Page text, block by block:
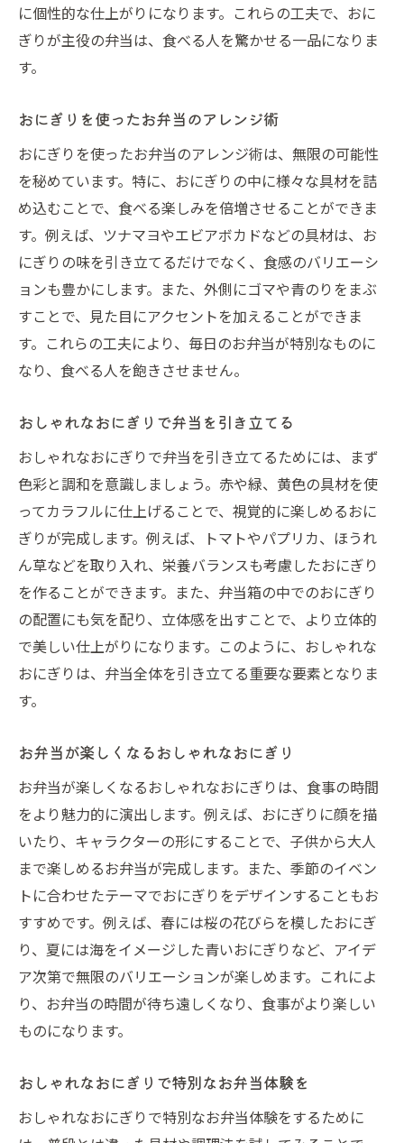
に個性的な仕上がりになります。これらの工夫で、おに
ぎりが主役の弁当は、食べる人を驚かせる一品になりま
す。
おにぎりを使ったお弁当のアレンジ術
おにぎりを使ったお弁当のアレンジ術は、無限の可能性
を秘めています。特に、おにぎりの中に様々な具材を詰
め込むことで、食べる楽しみを倍増させることができま
す。例えば、ツナマヨやエビアボカドなどの具材は、お
にぎりの味を引き立てるだけでなく、食感のバリエーシ
ョンも豊かにします。また、外側にゴマや青のりをまぶ
すことで、見た目にアクセントを加えることができま
す。これらの工夫により、毎日のお弁当が特別なものに
なり、食べる人を飽きさせません。
おしゃれなおにぎりで弁当を引き立てる
おしゃれなおにぎりで弁当を引き立てるためには、まず
色彩と調和を意識しましょう。赤や緑、黄色の具材を使
ってカラフルに仕上げることで、視覚的に楽しめるおに
ぎりが完成します。例えば、トマトやパプリカ、ほうれ
ん草などを取り入れ、栄養バランスも考慮したおにぎり
を作ることができます。また、弁当箱の中でのおにぎり
の配置にも気を配り、立体感を出すことで、より立体的
で美しい仕上がりになります。このように、おしゃれな
おにぎりは、弁当全体を引き立てる重要な要素となりま
す。
お弁当が楽しくなるおしゃれなおにぎり
お弁当が楽しくなるおしゃれなおにぎりは、食事の時間
をより魅力的に演出します。例えば、おにぎりに顔を描
いたり、キャラクターの形にすることで、子供から大人
まで楽しめるお弁当が完成します。また、季節のイベン
トに合わせたテーマでおにぎりをデザインすることもお
すすめです。例えば、春には桜の花びらを模したおにぎ
り、夏には海をイメージした青いおにぎりなど、アイデ
ア次第で無限のバリエーションが楽しめます。これによ
り、お弁当の時間が待ち遠しくなり、食事がより楽しい
ものになります。
おしゃれなおにぎりで特別なお弁当体験を
おしゃれなおにぎりで特別なお弁当体験をするために